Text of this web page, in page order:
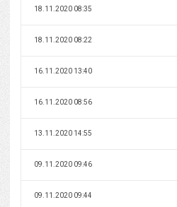
18.11.2020 08:35
18.11.2020 08:22
16.11.2020 13:40
16.11.2020 08:56
13.11.2020 14:55
09.11.2020 09:46
09.11.2020 09:44